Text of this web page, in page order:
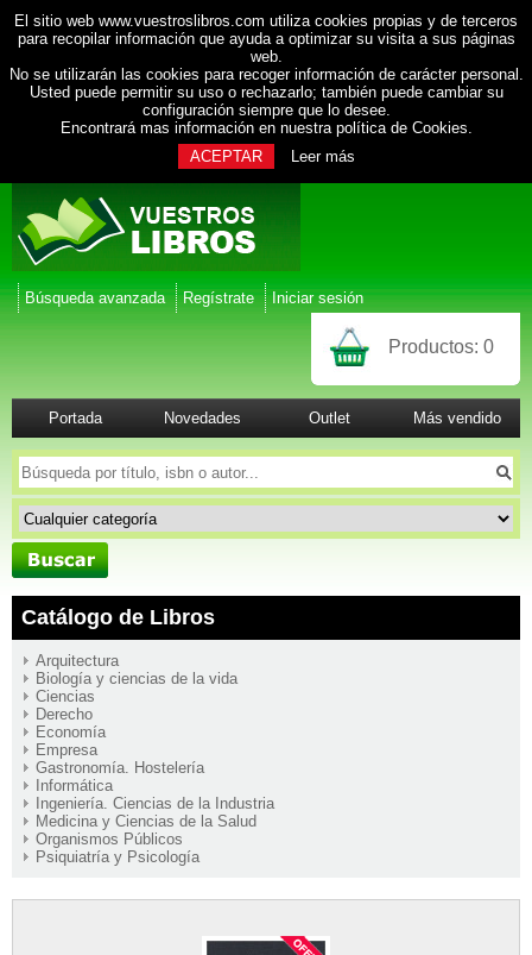
El sitio web www.vuestroslibros.com utiliza cookies propias y de terceros
para recopilar información que ayuda a optimizar su visita a sus páginas
web.
No se utilizarán las cookies para recoger información de carácter personal.
Usted puede permitir su uso o rechazarlo; también puede cambiar su
configuración siempre que lo desee.
Encontrará mas información en nuestra política de Cookies.
ACEPTAR
Leer más
Búsqueda avanzada Regístrate Iniciar sesión
Productos: 0
Portada Novedades Outlet Más vendido
Catálogo de Libros
Arquitectura
Biología y ciencias de la vida
Ciencias
Derecho
Economía
Empresa
Gastronomía. Hostelería
Informática
Ingeniería. Ciencias de la Industria
Medicina y Ciencias de la Salud
Organismos Públicos
Psiquiatría y Psicología